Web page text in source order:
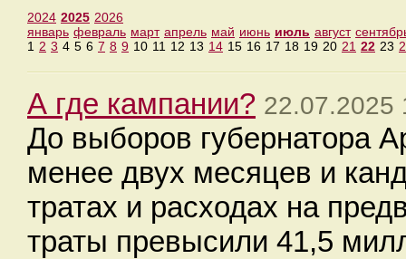
2024 2025 2026
январь февраль март апрель май июнь июль август
1 2 3 4 5 6 7 8 9 10 11 12 13 14 15 16 17 18 19 20 21 22 23
А где кампании? 22.07.2025
До выборов губернатора
менее двух месяцев и
тратах и расходах на
траты превысили 41,5